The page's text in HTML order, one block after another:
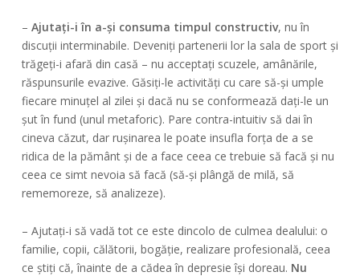
– Ajutați-i în a-și consuma timpul constructiv, nu în
discuții interminabile. Deveniți partenerii lor la sala de sport și
trăgeți-i afară din casă – nu acceptați scuzele, amânările,
răspunsurile evazive. Găsiți-le activități cu care să-și umple
fiecare minuțel al zilei și dacă nu se conformează dați-le un
șut în fund (unul metaforic). Pare contra-intuitiv să dai în
cineva căzut, dar rușinarea le poate insufla forța de a se
ridica de la pământ și de a face ceea ce trebuie să facă și nu
ceea ce simt nevoia să facă (să-și plângă de milă, să
rememoreze, să analizeze).
– Ajutați-i să vadă tot ce este dincolo de culmea dealului: o
familie, copii, călătorii, bogăție, realizare profesională, ceea
ce știți că, înainte de a cădea în depresie își doreau. Nu